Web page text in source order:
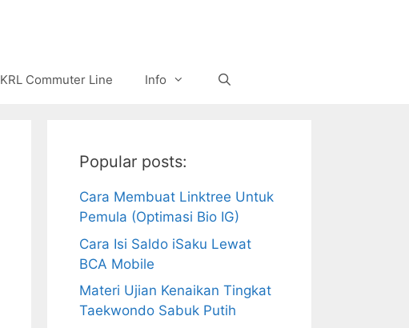
KRL Commuter Line Info
Popular posts:
Cara Membuat Linktree Untuk
Pemula (Optimasi Bio IG)
Cara Isi Saldo iSaku Lewat
BCA Mobile
Materi Ujian Kenaikan Tingkat
Taekwondo Sabuk Putih